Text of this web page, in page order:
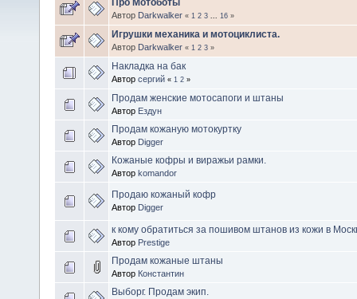
Автор Darkwalker « 1 2 3 16 »
Игрушки механика и мотоциклиста.
Автор Darkwalker « 1 2 3 »
Накладка на бак
Автор сергий « 1 2 »
Продам женские мотосапоги и штаны
Автор Ездун
Продам кожаную мотокуртку
Автор Digger
Кожаные кофры и виражьи рамки.
Автор komandor
Продаю кожаный кофр
Автор Digger
к кому обратиться за пошивом штанов из кожи в
Автор Prestige
Продам кожаные штаны
Автор Константин
Выборг. Продам экип.